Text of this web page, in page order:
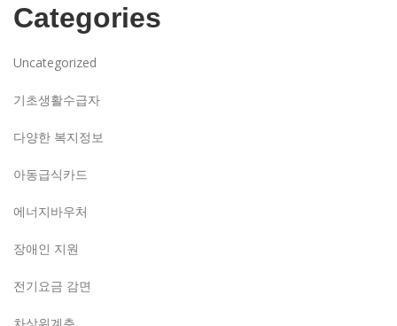
Categories
Uncategorized
기초생활수급자
다양한 복지정보
아동급식카드
에너지바우처
장애인 지원
전기요금 감면
차상위계층